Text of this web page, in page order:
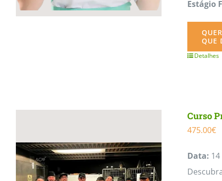
Estágio
QUE
Detalhes
Curso
475.00€
Data: